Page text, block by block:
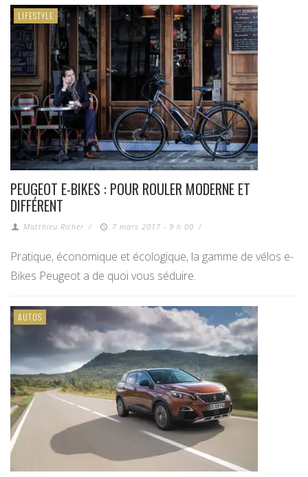
LIFESTYLE
PEUGEOT E-BIKES : POUR ROULER MODERNE ET
DIFFÉRENT
Matthieu Richer / 7 mars 2017 - 9 h 00 /
Pratique, économique et écologique, la gamme de vélos e-
Bikes Peugeot a de quoi vous séduire.
AUTOS